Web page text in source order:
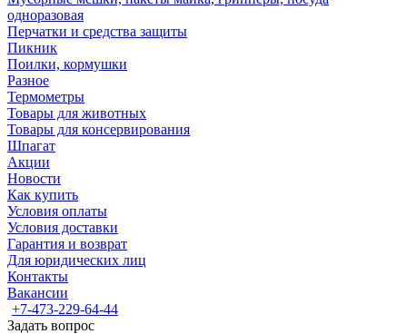
одноразовая
Перчатки и средства защиты
Пикник
Поилки, кормушки
Разное
Термометры
Товары для животных
Товары для консервирования
Шпагат
Акции
Новости
Как купить
Условия оплаты
Условия доставки
Гарантия и возврат
Для юридических лиц
Контакты
Вакансии
+7-473-229-64-44
Задать вопрос